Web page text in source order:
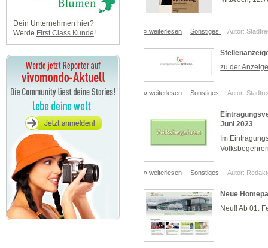
Dein Unternehmen hier?
Werde First Class Kunde! » weiterlesen Sonstiges Autor:
zu der
» weiterlesen Sonstiges Autor:
Juni 2023
Im
» weiterlesen Sonstiges Autor:
Neue
Neu!! Ab 01.